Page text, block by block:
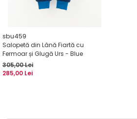
sbu459
Salopetă din Lână Fiartă cu
Fermoar și Glugă Urs - Blue
305,00 Lei
285,00 Lei